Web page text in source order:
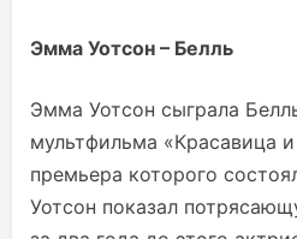
Эмма Уотсон – Белль
Эмма Уотсон сыграла
мультфильма «Красавица
премьера которого
Уотсон показал